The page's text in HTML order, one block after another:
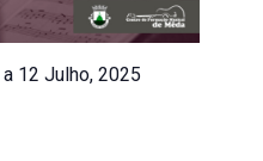
a 12 Julho, 2025